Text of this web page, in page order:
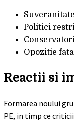
Politici
Opozitie
Reactii si
Formarea noului
PE, in timp ce